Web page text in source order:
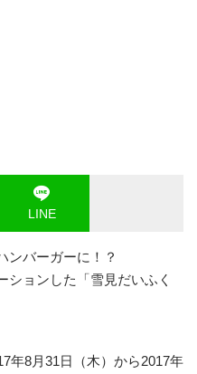
LINE
ンバーガーに！？
ションした「雪見だいふく
年8月31日（木）から2017年